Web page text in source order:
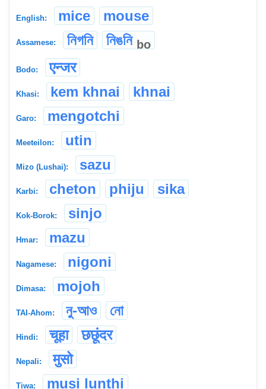
English: mice mouse
Assamese: নিগনি নিঙনি bo
Bodo: एन्जर
Khasi: kem khnai khnai
Garo: mengotchi
Meeteilon: utin
Mizo (Lushai): sazu
Karbi: cheton phiju sika
Kok-Borok: sinjo
Hmar: mazu
Nagamese: nigoni
Dimasa: mojoh
TAI-Ahom: নু-আও নো
Hindi: चूहा छछूंदर
Nepali: मुसो
Tiwa: musi lunthi